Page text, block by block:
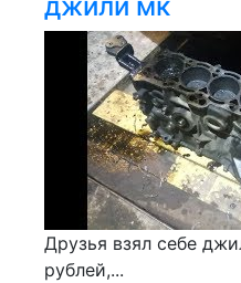
Друзья взял себе
рублей,...